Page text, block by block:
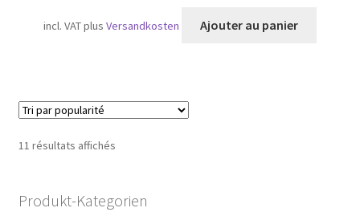
incl. VATplusVersandkosten Ajouter au panier
11 résultats affichésTrié
Produkt-Kategorien